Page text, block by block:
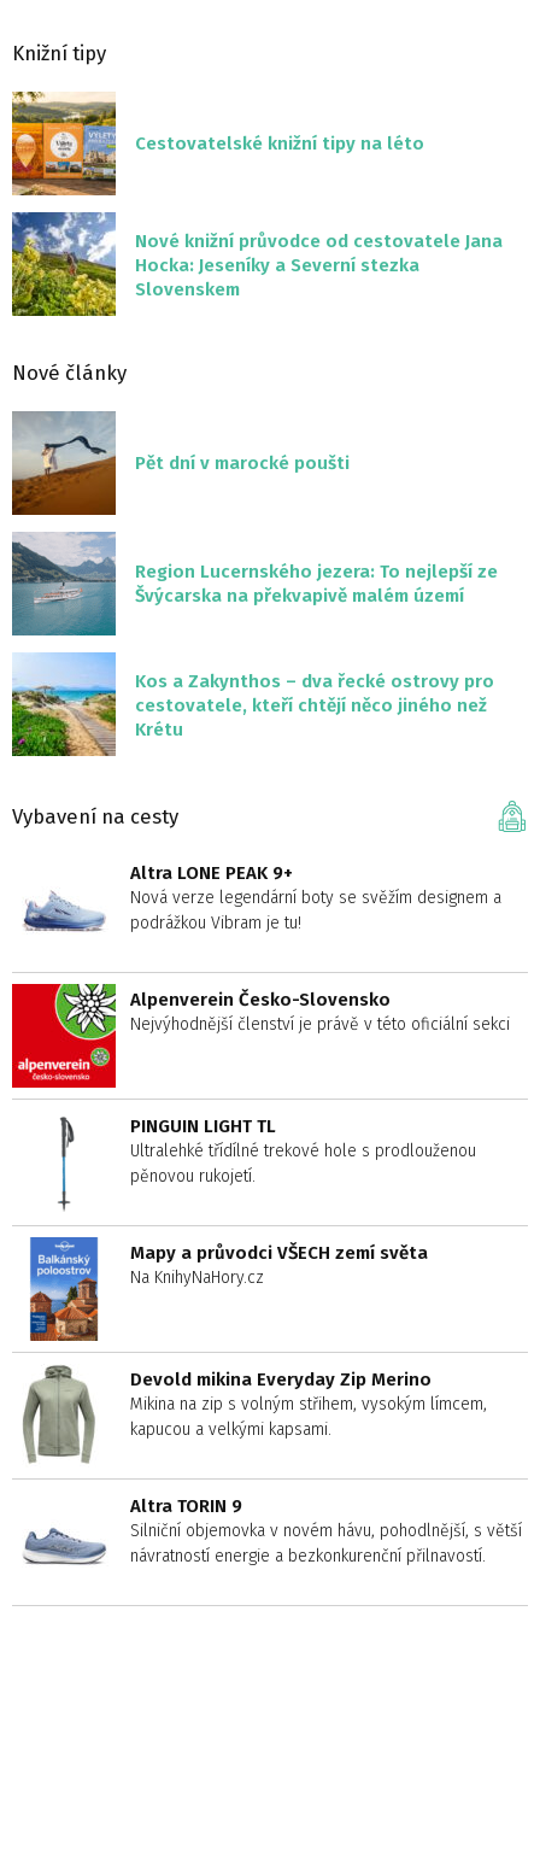
Knižní tipy
Cestovatelské knižní tipy na léto
Nové knižní průvodce od cestovatele Jana
Hocka: Jeseníky a Severní stezka
Slovenskem
Nové články
Pět dní v marocké poušti
Region Lucernského jezera: To nejlepší ze
Švýcarska na překvapivě malém území
Kos a Zakynthos – dva řecké ostrovy pro
cestovatele, kteří chtějí něco jiného než
Krétu
Vybavení na cesty
Altra LONE PEAK 9+
Nová verze legendární boty se svěžím designem a
podrážkou Vibram je tu!
Alpenverein Česko-Slovensko
Nejvýhodnější členství je právě v této oficiální sekci
PINGUIN LIGHT TL
Ultralehké třídílné trekové hole s prodlouženou
pěnovou rukojetí.
Mapy a průvodci VŠECH zemí světa
Na KnihyNaHory.cz
Devold mikina Everyday Zip Merino
Mikina na zip s volným střihem, vysokým límcem,
kapucou a velkými kapsami.
Altra TORIN 9
Silniční objemovka v novém hávu, pohodlnější, s větší
návratností energie a bezkonkurenční přilnavostí.